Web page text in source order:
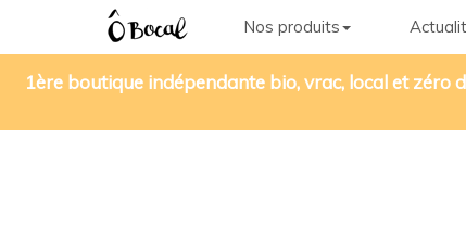
Nos produits
1ère boutique indépendante bio, vrac, local et zéro